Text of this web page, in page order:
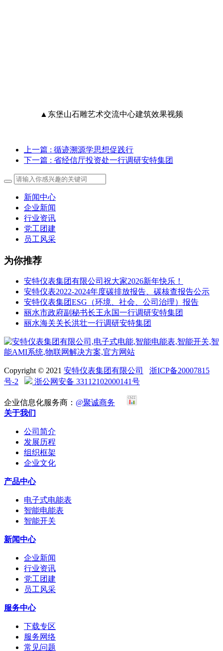
▲东堡山石雕艺术交流中心建筑效果视频
上一篇 : 循迹溯源学思想促践行
下一篇 : 省经信厅投资处一行调研安特集团
新闻中心
企业新闻
行业资讯
党工团建
员工风采
为你推荐
安特仪表集团有限公司祝大家2026新年快乐！
安特仪表2022-2024年度碳排放报告、碳核查报告公示
安特仪表集团ESG（环境、社会、公司治理）报告
丽水市政府副秘书长王永国一行调研安特集团
丽水海关关长洪壮一行调研安特集团
Copyright © 2021 安特仪表集团有限公司
浙ICP备20007815
号-2
浙公网安备 33112102000141号
企业信息化服务商： @聚诚商务
关于我们
公司简介
发展历程
组织框架
企业文化
产品中心
电子式电能表
智能电能表
智能开关
新闻中心
企业新闻
行业资讯
党工团建
员工风采
服务中心
下载专区
服务网络
常见问题